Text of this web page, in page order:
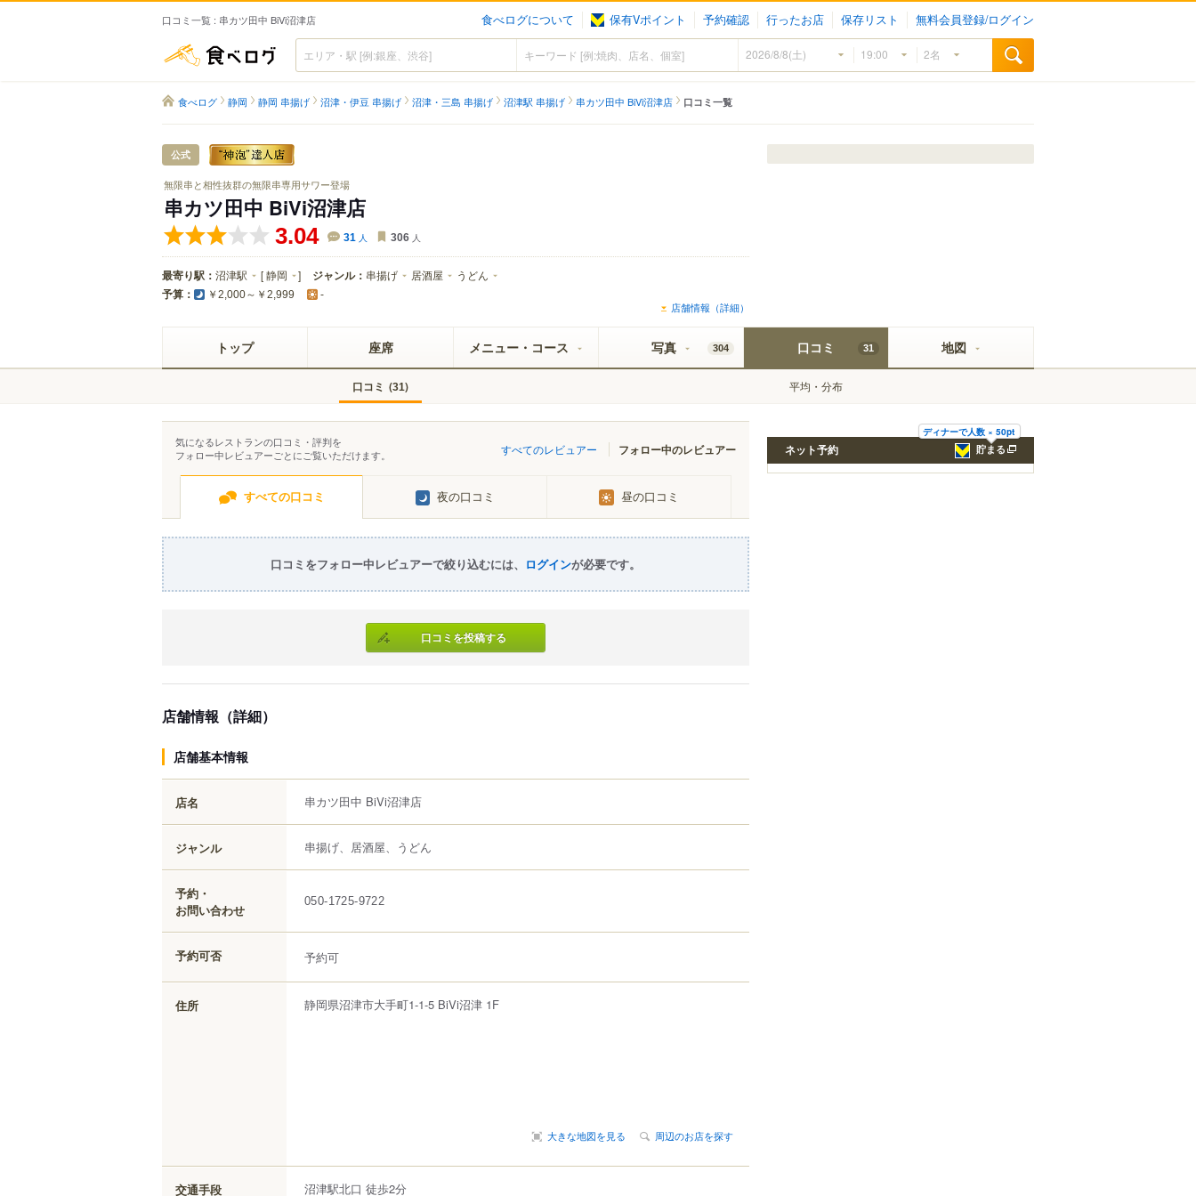
口コミ一覧 : 串カツ田中 BiVi沼津店 食べログについて 保有Vポイント 予約確認 行ったお店 保存リスト 無料会員登録/ログイン
食べログ
食べログ 静岡 静岡 串揚げ 沼津・伊豆 串揚げ 沼津・三島 串揚げ 沼津駅 串揚げ 串カツ田中 BiVi沼津店 口コミ一覧
公式
無限串と相性抜群の無限串専用サワー登場
串カツ田中 BiVi沼津店
3.04 31 人 306 人
最寄り駅： 沼津駅 [静岡 ] ジャンル： 串揚げ 居酒屋 うどん
予算： ￥2,000～￥2,999 -
店舗情報（詳細）
トップ 座席 メニュー・コース 写真 304 口コミ 31
口コミ (31) 平均・分布
地図
気になるレストランの口コミ・評判を
フォロー中レビュアーごとにご覧いただけます。
すべてのレビュアー フォロー中のレビュアー
すべての口コミ 夜の口コミ 昼の口コミ
口コミをフォロー中レビュアーで絞り込むには、 ログインが必要です。
口コミを投稿する
店舗情報（詳細）
店舗基本情報
店名 串カツ田中 BiVi沼津店
ジャンル 串揚げ、居酒屋、うどん
予約・
お問い合わせ
050-1725-9722
予約可否 予約可
住所 静岡県沼津市大手町1-1-5 BiVi沼津 1F
大きな地図を見る 周辺のお店を探す
交通手段
沼津駅北口 徒歩2分
ディナーで人数 × 50pt
貯まる
ネット予約